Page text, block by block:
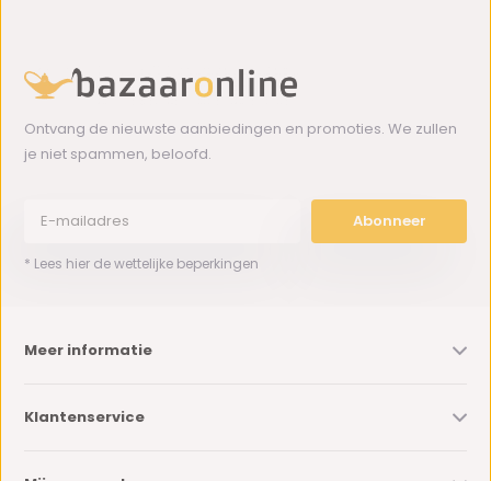
Ontvang de nieuwste aanbiedingen en promoties. We zullen
je niet spammen, beloofd.
Abonneer
* Lees hier de wettelijke beperkingen
Meer informatie
Klantenservice